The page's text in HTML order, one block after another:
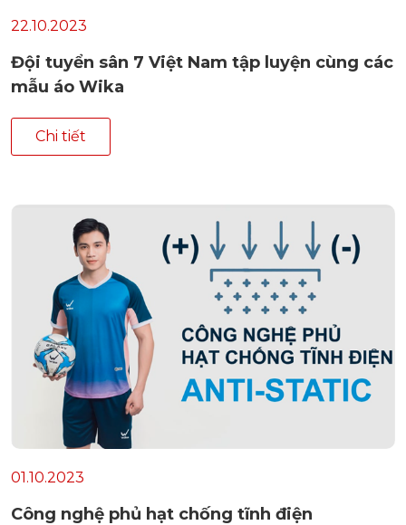
22.10.2023
Đội tuyển sân 7 Việt Nam tập luyện cùng các
mẫu áo Wika
Chi tiết
01.10.2023
Công nghệ phủ hạt chống tĩnh điện